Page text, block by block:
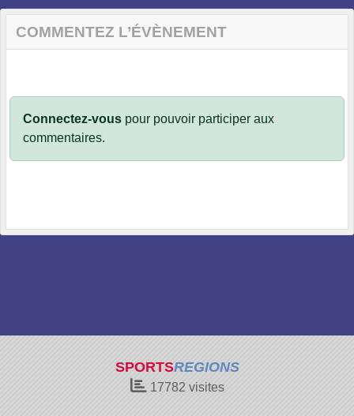
COMMENTEZ L’ÉVÈNEMENT
Connectez-vous pour pouvoir participer aux
commentaires.
SPORTSREGIONS
17782 visites